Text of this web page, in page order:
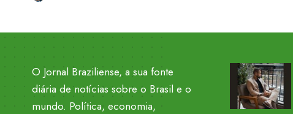
O Jornal Braziliense, a sua fonte
diária de notícias sobre o Brasil e o
mundo. Política, economia,